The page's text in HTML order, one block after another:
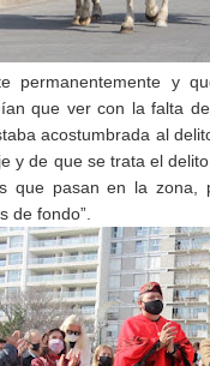
permanentemente y
que ver con la falta
acostumbrada al
y de que se trata el
que pasan en la
de fondo”.